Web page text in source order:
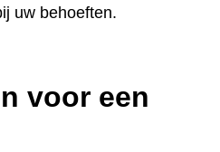
uw behoeften.
voor een